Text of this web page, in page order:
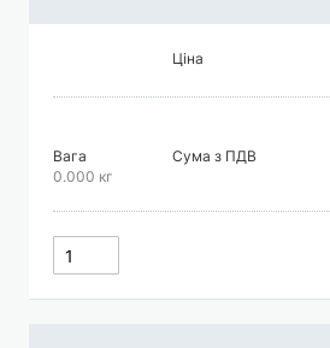
Ціна
Вага
0.000 кг
Сума з ПДВ